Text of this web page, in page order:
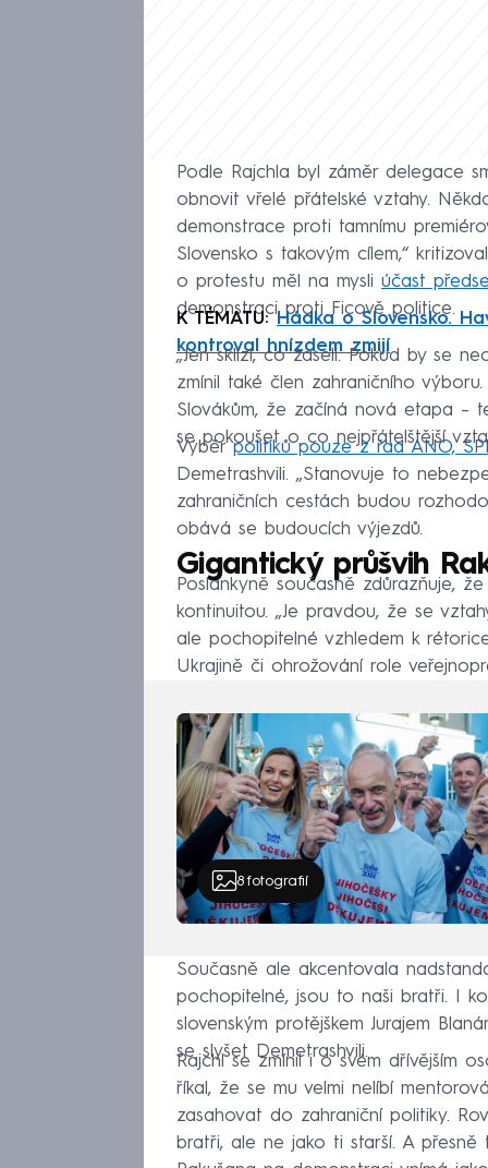
Podle Rajchla byl záměr delegace
obnovit vřelé přátelské vztahy.
demonstrace proti tamnímu
Slovensko s takovým cílem,“
o protestu měl na mysli účast
demonstraci proti Ficově politice.
K TÉMATU:Hádka o Slovensko.
kontroval hnízdem zmijí
„Jen sklízí, co zaseli. Pokud by se
zmínil také člen zahraničního
Slovákům, že začíná nová etapa –
se pokoušet o co nejpřátelštější
Výběrpolitiků pouze z řad ANO,
Demetrashvili. „Stanovuje to
zahraničních cestách budou
obává se budoucích výjezdů.
Gigantický průšvih
Poslankyně současně zdůrazňuje,
kontinuitou. „Je pravdou, že se
ale pochopitelné vzhledem k
Ukrajině či ohrožování role
8fotografií
Současně ale akcentovala
pochopitelné, jsou to naši bratři. I
slovenským protějškem Jurajem
se slyšet Demetrashvili.
Rajchl se zmínil i o svém dřívějším
říkal, že se mu velmi nelíbí
zasahovat do zahraniční politiky.
bratři, ale ne jako ti starší. A přesně